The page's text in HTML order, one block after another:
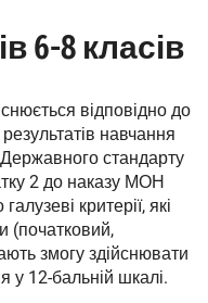
6-8 класів
відповідно до
навчання
Державного стандарту
2 до наказу МОН
критерії, які
(початковий,
змогу здійснювати
у 12-бальній шкалі.